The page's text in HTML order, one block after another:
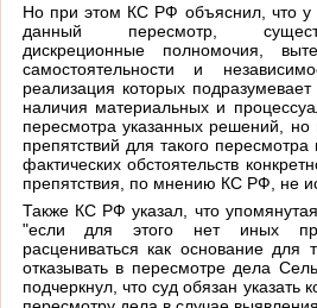
Но при этом КС РФ объяснил, что у
данный пересмотр,
дискреционные полномочия,
самостоятельности и
реализация которых
наличия материальных и
пересмотра указанных решений,
препятствий для такого
фактических обстоятельств
препятствия, по мнению КС РФ, не
Также КС РФ указал, что
"если для этого нет иных
расцениваться как основание для
отказывать в пересмотре дела
подчеркнул, что суд обязан указать